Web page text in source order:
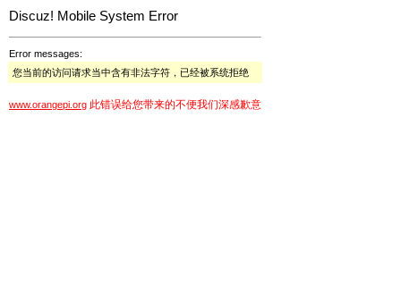
Discuz! Mobile System Error
Error messages:
您当前的访问请求当中含有非法字符，已经被系统拒绝
www.orangepi.org 此错误给您带来的不便我们深感歉意